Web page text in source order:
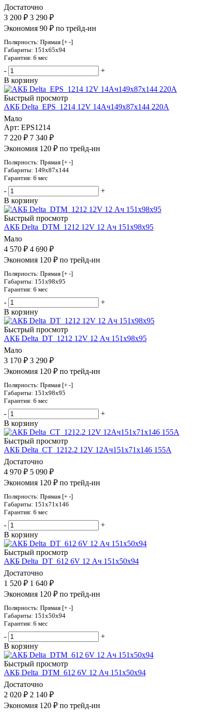
Достаточно
3 200 ₽ 3 290 ₽
Экономия 90 ₽ по трейд-ин
Полярность: Прямая [+ -]
Габариты: 151x65x94
Гарантия: 6 мес
-
+
В корзину
Быстрый просмотр
АКБ Delta_EPS_1214 12V 14Ач149х87х144 220А
Мало
Арт: EPS1214
7 220 ₽ 7 340 ₽
Экономия 120 ₽ по трейд-ин
Полярность: Прямая [+ -]
Габариты: 149x87x144
Гарантия: 6 мес
-
+
В корзину
Быстрый просмотр
АКБ Delta_DTM_1212 12V 12 Ач 151х98х95
Мало
4 570 ₽ 4 690 ₽
Экономия 120 ₽ по трейд-ин
Полярность: Прямая [+ -]
Габариты: 151x98x95
Гарантия: 6 мес
-
+
В корзину
Быстрый просмотр
АКБ Delta_DT_1212 12V 12 Ач 151х98х95
Мало
3 170 ₽ 3 290 ₽
Экономия 120 ₽ по трейд-ин
Полярность: Прямая [+ -]
Габариты: 151x98x95
Гарантия: 6 мес
-
+
В корзину
Быстрый просмотр
АКБ Delta_CT_1212.2 12V 12Ач151х71х146 155А
Достаточно
4 970 ₽ 5 090 ₽
Экономия 120 ₽ по трейд-ин
Полярность: Прямая [+ -]
Габариты: 151x71x146
Гарантия: 6 мес
-
+
В корзину
Быстрый просмотр
АКБ Delta_DT_612 6V 12 Ач 151х50х94
Достаточно
1 520 ₽ 1 640 ₽
Экономия 120 ₽ по трейд-ин
Полярность: Прямая [+ -]
Габариты: 151x50x94
Гарантия: 6 мес
-
+
В корзину
Быстрый просмотр
АКБ Delta_DTM_612 6V 12 Ач 151х50х94
Достаточно
2 020 ₽ 2 140 ₽
Экономия 120 ₽ по трейд-ин